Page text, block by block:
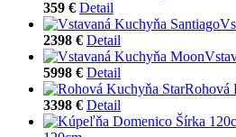
359 € Detail
2398 € Detail
5998 € Detail
Rohová
3398 € Detail